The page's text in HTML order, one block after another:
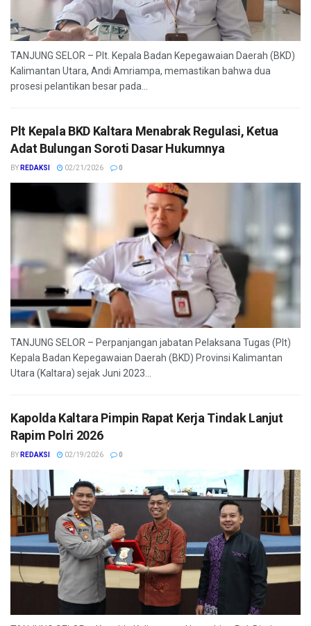
TANJUNG SELOR – Plt. Kepala Badan Kepegawaian Daerah (BKD)
Kalimantan Utara, Andi Amriampa, memastikan bahwa dua
prosesi pelantikan besar pada...
Plt Kepala BKD Kaltara Menabrak Regulasi, Ketua
Adat Bulungan Soroti Dasar Hukumnya
BY REDAKSI 02/21/2026 0
TANJUNG SELOR – Perpanjangan jabatan Pelaksana Tugas (Plt)
Kepala Badan Kepegawaian Daerah (BKD) Provinsi Kalimantan
Utara (Kaltara) sejak Juni 2023...
Kapolda Kaltara Pimpin Rapat Kerja Tindak Lanjut
Rapim Polri 2026
BY REDAKSI 02/19/2026 0